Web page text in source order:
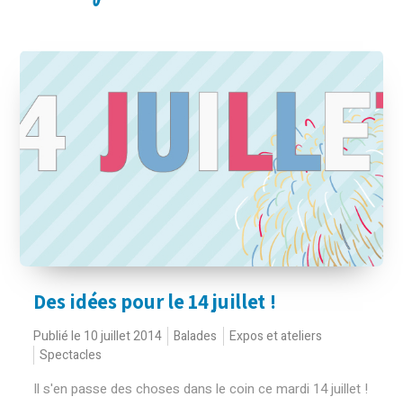
Des idées pour le 14 juillet !
Publié le 10 juillet 2014 Balades
Expos et ateliers
Spectacles
Il s'en passe des choses dans le coin ce mardi 14 juillet !